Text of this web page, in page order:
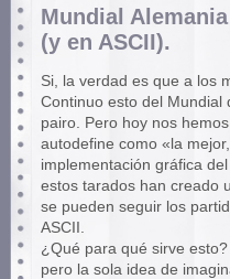
Mundial
(y en ASCII).
Si, la verdad es que a los
Continuo esto del Mundial
pairo. Pero hoy nos
autodefine como «la
implementación gráfica
estos tarados han creado
se pueden seguir los
ASCII.
¿Qué para qué sirve
pero la sola idea de